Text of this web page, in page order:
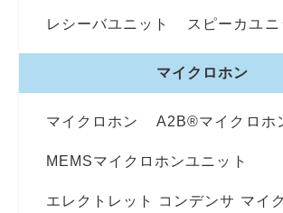
レシーバユニット スピーカユニ
マイクロホン
マイクロホン A2B®マイクロホ
MEMSマイクロホンユニット
エレクトレット コンデンサ マイ